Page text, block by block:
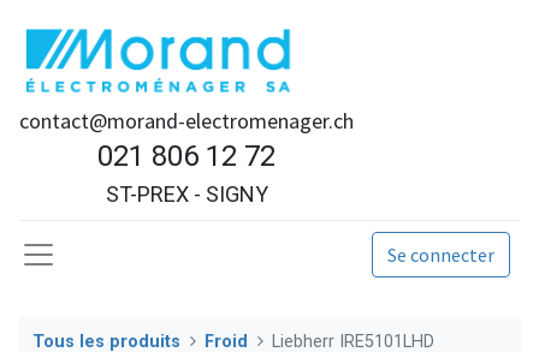
contact@morand-electromenager.ch
021 806 12 72
ST-PREX - SIGNY
Se connecter
Tous les produits Froid Liebherr IRE5101LHD